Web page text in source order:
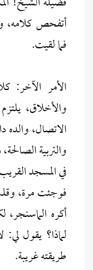
أتفحص كلامه،
فما لقيت.
الأمر الآخر:
والأخلاق،
الاتصال،
والتربية
في المسجد
فوجئت مرة،
أكره
لماذا؟ يقول
طريقته غريبة.